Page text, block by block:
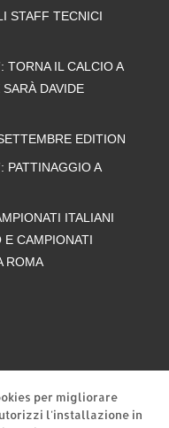
STAFF TECNICI
TORNA IL CALCIO A
DAVIDE
EDITION
PATTINAGGIO A
ITALIANI
E CAMPIONATI
ROMA
per migliorare
l'installazione in